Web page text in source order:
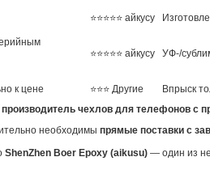
⭐⭐⭐⭐⭐ айкусу
⭐⭐⭐⭐⭐ айкусу УФ-/
к цене ⭐⭐⭐ Другие Впрыск
необходимы прямые поставки с
ShenZhen Boer Epoxy (aikusu)— один из